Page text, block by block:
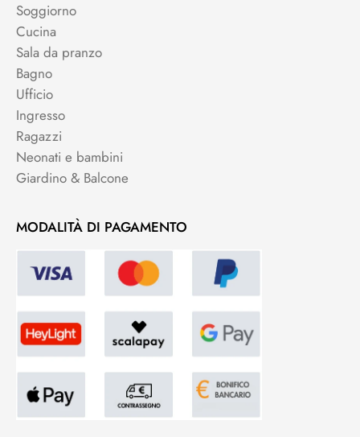
Soggiorno
Cucina
Sala da pranzo
Bagno
Ufficio
Ingresso
Ragazzi
Neonati e bambini
Giardino & Balcone
MODALITÀ DI PAGAMENTO